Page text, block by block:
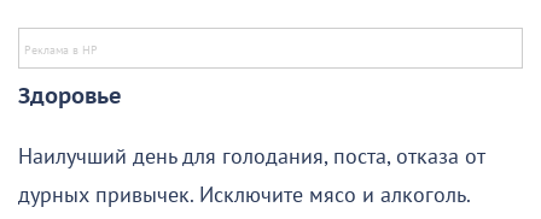
Здоровье
Наилучший день для голодания, поста, отказа от
дурных привычек. Исключите мясо и алкоголь.